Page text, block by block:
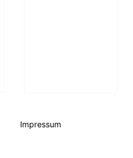
Impressum